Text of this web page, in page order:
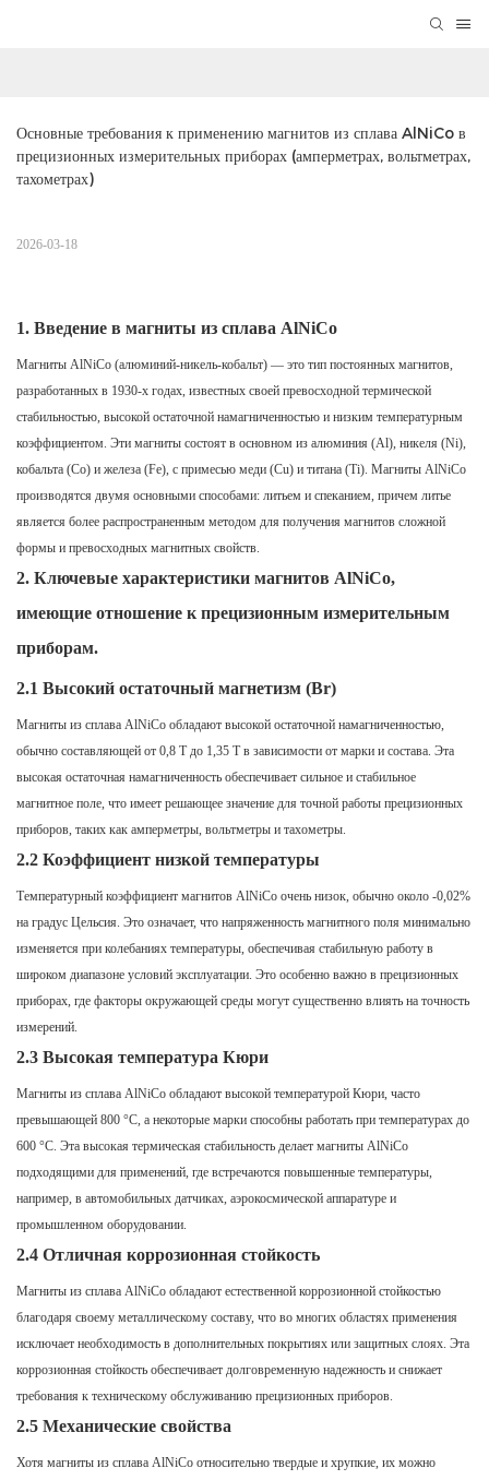
Основные требования к применению магнитов из сплава AlNiCo в
прецизионных измерительных приборах (амперметрах, вольтметрах,
тахометрах)
2026-03-18
1. Введение в магниты из сплава AlNiCo
Магниты AlNiCo (алюминий-никель-кобальт) — это тип постоянных магнитов,
разработанных в 1930-х годах, известных своей превосходной термической
стабильностью, высокой остаточной намагниченностью и низким температурным
коэффициентом. Эти магниты состоят в основном из алюминия (Al), никеля (Ni),
кобальта (Co) и железа (Fe), с примесью меди (Cu) и титана (Ti). Магниты AlNiCo
производятся двумя основными способами: литьем и спеканием, причем литье
является более распространенным методом для получения магнитов сложной
формы и превосходных магнитных свойств.
2. Ключевые характеристики магнитов AlNiCo,
имеющие отношение к прецизионным измерительным
приборам.
2.1 Высокий остаточный магнетизм (Br)
Магниты из сплава AlNiCo обладают высокой остаточной намагниченностью,
обычно составляющей от 0,8 Т до 1,35 Т в зависимости от марки и состава. Эта
высокая остаточная намагниченность обеспечивает сильное и стабильное
магнитное поле, что имеет решающее значение для точной работы прецизионных
приборов, таких как амперметры, вольтметры и тахометры.
2.2 Коэффициент низкой температуры
Температурный коэффициент магнитов AlNiCo очень низок, обычно около -0,02%
на градус Цельсия. Это означает, что напряженность магнитного поля минимально
изменяется при колебаниях температуры, обеспечивая стабильную работу в
широком диапазоне условий эксплуатации. Это особенно важно в прецизионных
приборах, где факторы окружающей среды могут существенно влиять на точность
измерений.
2.3 Высокая температура Кюри
Магниты из сплава AlNiCo обладают высокой температурой Кюри, часто
превышающей 800 °C, а некоторые марки способны работать при температурах до
600 °C. Эта высокая термическая стабильность делает магниты AlNiCo
подходящими для применений, где встречаются повышенные температуры,
например, в автомобильных датчиках, аэрокосмической аппаратуре и
промышленном оборудовании.
2.4 Отличная коррозионная стойкость
Магниты из сплава AlNiCo обладают естественной коррозионной стойкостью
благодаря своему металлическому составу, что во многих областях применения
исключает необходимость в дополнительных покрытиях или защитных слоях. Эта
коррозионная стойкость обеспечивает долговременную надежность и снижает
требования к техническому обслуживанию прецизионных приборов.
2.5 Механические свойства
Хотя магниты из сплава AlNiCo относительно твердые и хрупкие, их можно